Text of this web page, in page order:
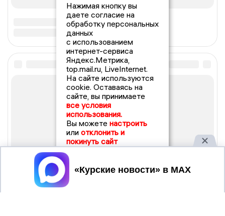
Нажимая кнопку вы
даете согласие на
обработку персональных
данных
с использованием
интернет-сервиса
Яндекс.Метрика,
top.mail.ru, LiveInternet.
На сайте используются
cookie. Оставаясь на
сайте, вы принимаете
все условия
использования.
Вы можете настроить
или отклонить и
покинуть сайт
Принять